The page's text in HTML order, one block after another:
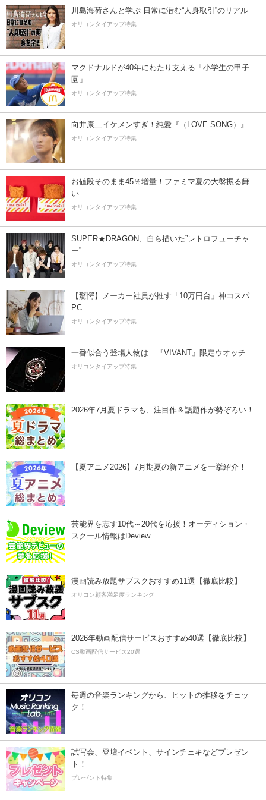
川島海荷さんと学ぶ 日常に潜む“人身取引”のリアル
オリコンタイアップ特集
マクドナルドが40年にわたり支える「小学生の甲子
園」
オリコンタイアップ特集
向井康二イケメンすぎ！純愛『（LOVE SONG）』
オリコンタイアップ特集
お値段そのまま45％増量！ファミマ夏の大盤振る舞
い
オリコンタイアップ特集
SUPER★DRAGON、自ら描いた”レトロフューチャ
ー”
オリコンタイアップ特集
【驚愕】メーカー社員が推す「10万円台」神コスパ
PC
オリコンタイアップ特集
一番似合う登場人物は…『VIVANT』限定ウオッチ
オリコンタイアップ特集
2026年7月夏ドラマも、注目作＆話題作が勢ぞろい！
【夏アニメ2026】7月期夏の新アニメを一挙紹介！
芸能界を志す10代～20代を応援！オーディション・
スクール情報はDeview
漫画読み放題サブスクおすすめ11選【徹底比較】
オリコン顧客満足度ランキング
2026年動画配信サービスおすすめ40選【徹底比較】
CS動画配信サービス20選
毎週の音楽ランキングから、ヒットの推移をチェッ
ク！
試写会、登壇イベント、サインチェキなどプレゼン
ト！
プレゼント特集